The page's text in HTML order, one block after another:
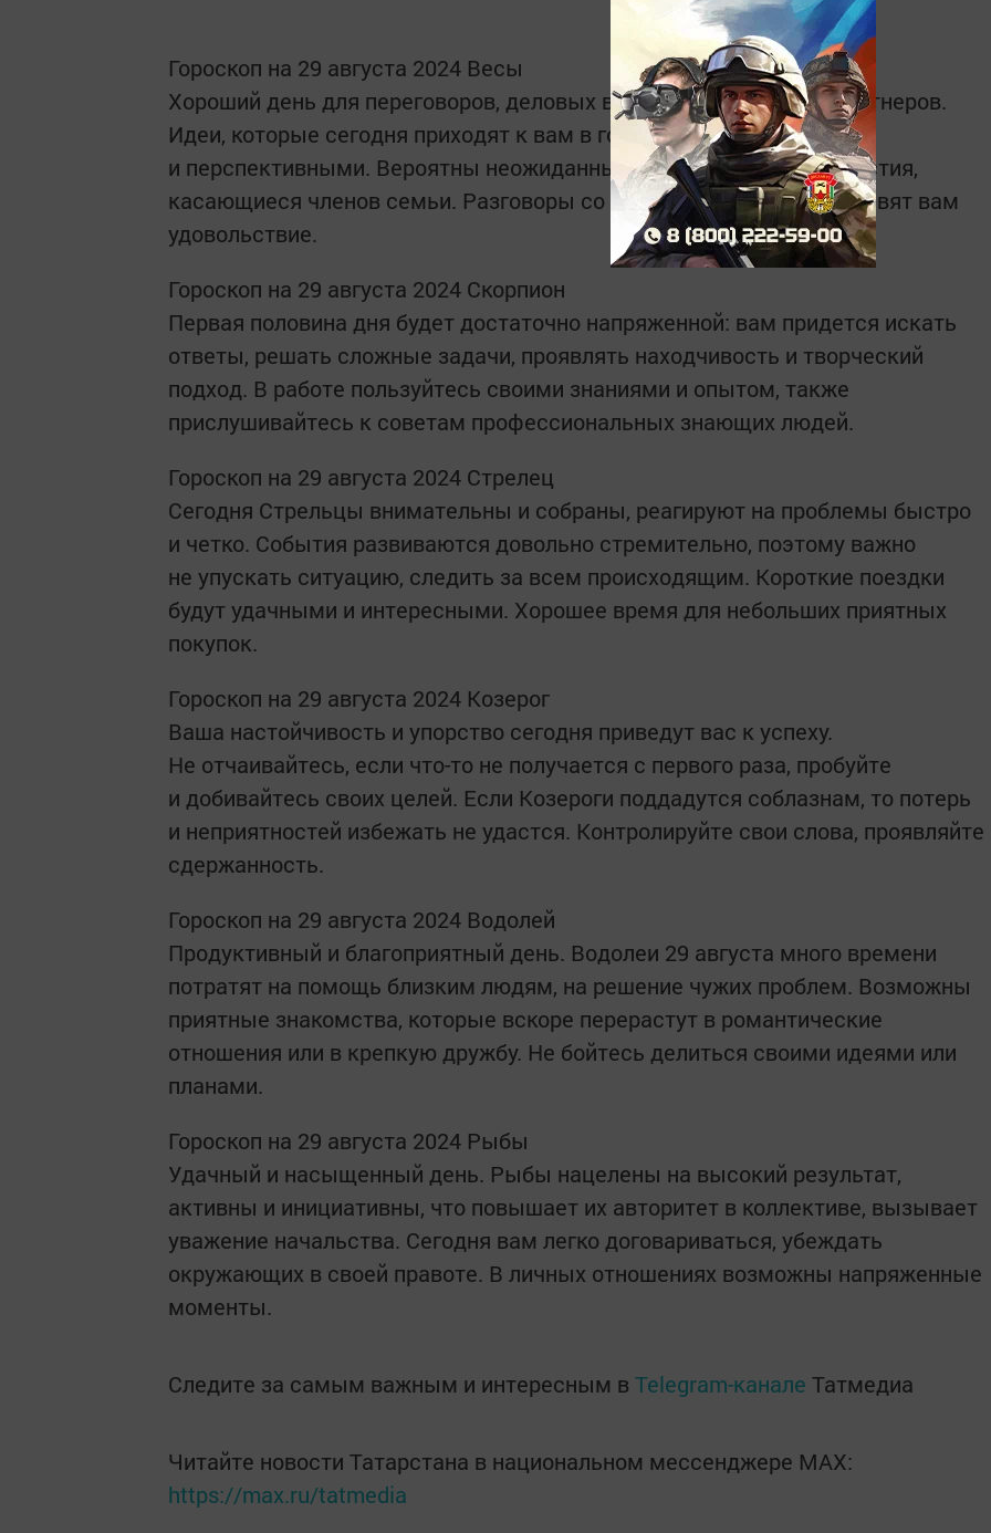
Гороскоп на 29 августа 2024 Весы
Хороший день для переговоров, деловых встреч, поиска новых партнеров.
Идеи, которые сегодня приходят к вам в голову, будут необычными
и перспективными. Вероятны неожиданные встречи, важные известия,
касающиеся членов семьи. Разговоры со старыми друзьями доставят вам
удовольствие.
Гороскоп на 29 августа 2024 Скорпион
Первая половина дня будет достаточно напряженной: вам придется искать
ответы, решать сложные задачи, проявлять находчивость и творческий
подход. В работе пользуйтесь своими знаниями и опытом, также
прислушивайтесь к советам профессиональных знающих людей.
Гороскоп на 29 августа 2024 Стрелец
Сегодня Стрельцы внимательны и собраны, реагируют на проблемы быстро
и четко. События развиваются довольно стремительно, поэтому важно
не упускать ситуацию, следить за всем происходящим. Короткие поездки
будут удачными и интересными. Хорошее время для небольших приятных
покупок.
Гороскоп на 29 августа 2024 Козерог
Ваша настойчивость и упорство сегодня приведут вас к успеху.
Не отчаивайтесь, если что-то не получается с первого раза, пробуйте
и добивайтесь своих целей. Если Козероги поддадутся соблазнам, то потерь
и неприятностей избежать не удастся. Контролируйте свои слова, проявляйте
сдержанность.
Гороскоп на 29 августа 2024 Водолей
Продуктивный и благоприятный день. Водолеи 29 августа много времени
потратят на помощь близким людям, на решение чужих проблем. Возможны
приятные знакомства, которые вскоре перерастут в романтические
отношения или в крепкую дружбу. Не бойтесь делиться своими идеями или
планами.
Гороскоп на 29 августа 2024 Рыбы
Удачный и насыщенный день. Рыбы нацелены на высокий результат,
активны и инициативны, что повышает их авторитет в коллективе, вызывает
уважение начальства. Сегодня вам легко договариваться, убеждать
окружающих в своей правоте. В личных отношениях возможны напряженные
моменты.
Следите за самым важным и интересным в Telegram-канале Татмедиа
Читайте новости Татарстана в национальном мессенджере MАХ:
https://max.ru/tatmedia